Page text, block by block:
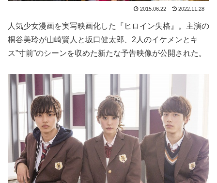
2015.06.22 2022.11.28
人気少女漫画を実写映画化した『ヒロイン失格』。主演の
桐谷美玲が山崎賢人と坂口健太郎、2人のイケメンとキ
ス”寸前”のシーンを収めた新たな予告映像が公開された。